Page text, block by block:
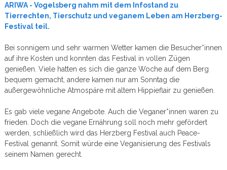
ARIWA - Vogelsberg nahm mit dem Infostand zu
Tierrechten, Tierschutz und veganem Leben am Herzberg-
Festival teil.
Bei sonnigem und sehr warmen Wetter kamen die Besucher*innen
auf ihre Kosten und konnten das Festival in vollen Zügen
genießen. Viele hatten es sich die ganze Woche auf dem Berg
bequem gemacht, andere kamen nur am Sonntag die
außergewöhnliche Atmospäre mit altem Hippieflair zu genießen.
Es gab viele vegane Angebote. Auch die Veganer*innen waren zu
frieden. Doch die vegane Ernährung soll noch mehr gefördert
werden, schließlich wird das Herzberg Festival auch Peace-
Festival genannt. Somit würde eine Veganisierung des Festivals
seinem Namen gerecht.